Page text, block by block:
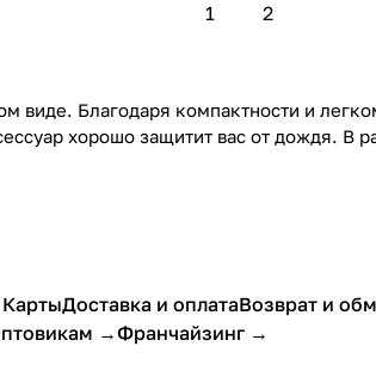
1 2
виде. Благодаря компактности и
хорошо защитит вас от дождя. В
Доставка и оплатаВозврат и
→Франчайзинг →